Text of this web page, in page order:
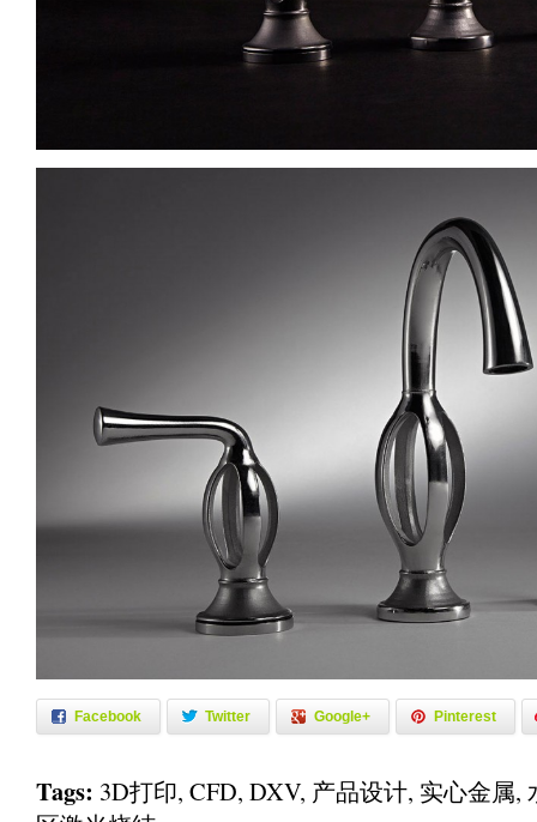
Facebook Twitter Google+ Pinterest
Tags: 3D打印, CFD, DXV, 产品设计, 实心金属,